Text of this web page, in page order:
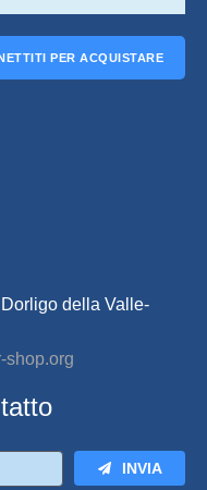
PER ACQUISTARE
della Valle-
shop.org
INVIA